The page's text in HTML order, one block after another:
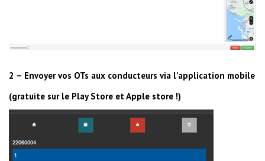
2 – Envoyer vos OTs aux conducteurs via l’application mobile
(gratuite sur le Play Store et Apple store !)